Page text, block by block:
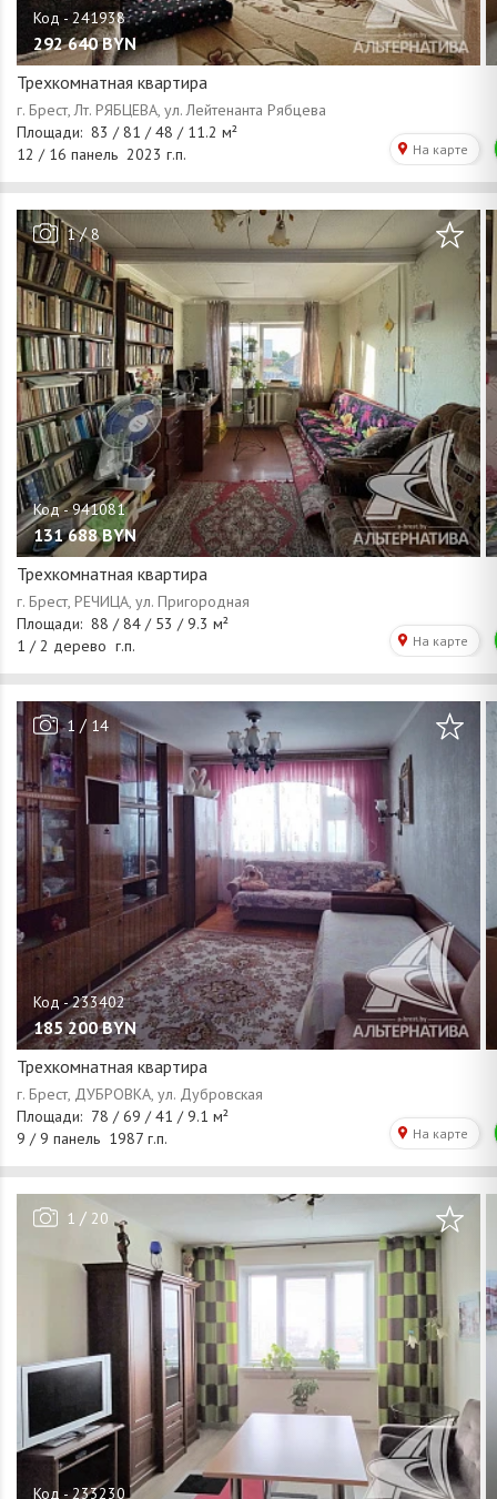
292 640 BYN
Трехкомнатная квартира
1/8
131 688 BYN
Трехкомнатная квартира
1 / 14
185 200 BYN
Трехкомнатная квартира
1 / 20